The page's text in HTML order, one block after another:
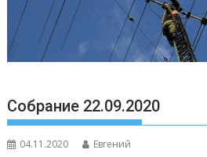
Собрание 22.09.2020
04.11.2020 Евгений